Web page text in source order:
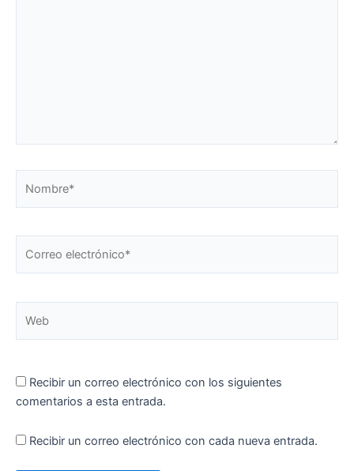
electrónico*
Recibir un correo electrónico con los siguientes
comentarios a esta entrada.
Recibir un correo electrónico con cada nueva entrada.